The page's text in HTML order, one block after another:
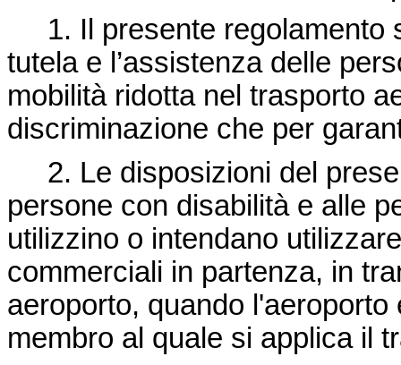
1. Il presente regolamento
tutela e l’assistenza delle
mobilità ridotta nel trasporto
discriminazione che per
2. Le disposizioni del
persone con disabilità e alle
utilizzino o intendano
commerciali in partenza, in
aeroporto, quando
membro al quale si applica il